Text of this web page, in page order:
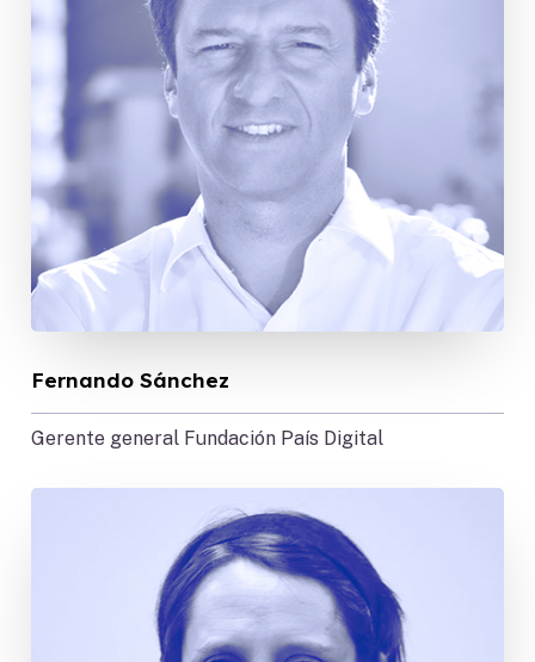
Fernando Sánchez
Gerente general Fundación País Digital